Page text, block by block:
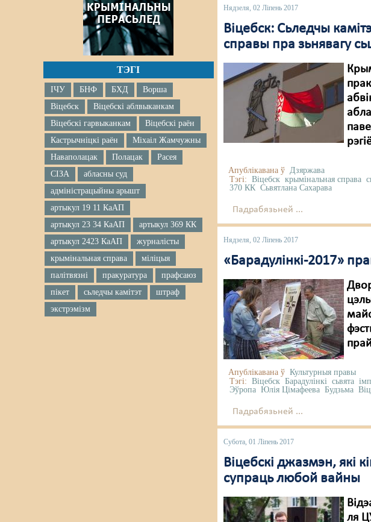
ТЭГІ
ІЧУ БНФ БХД
Ворша
Віцебск
Віцебскі аблвыканкам
Віцебскі гарвыканкам
Віцебскі раён
Кастрычніцкі раён
Міхаіл Жамчужны
Наваполацак
Полацак
Расея
СІЗА
абласны суд
адміністрацыйны арышт
артыкул 19 11 КаАП
артыкул 23 34 КаАП
артыкул 369 КК
артыкул 2423 КаАП
журналісты
крымінальная справа
міліцыя
палітвязні
пракуратура
прафсаюз
пікет
сьледчы камітэт
штраф
экстрэмізм
Нядзеля, 02 Ліпень 2017
Віцебск: Сьледчы
справы пра зьнявагу
Апублікавана ў Дзяржава
Тэгі:
Віцебск крымінальная справа
370 КК Сьвятлана Сахарава
Падрабязьней ...
Нядзеля, 02 Ліпень 2017
«Барадулінкі-2017»
Апублікавана ў Культурныя правы
Тэгі:
Віцебск Барадулінкі сьвята
Эўропа Юлія Цімафеева Будзьма
Падрабязьней ...
Субота, 01 Ліпень 2017
Віцебскі джазмэн, які
супраць любой вайны
ля